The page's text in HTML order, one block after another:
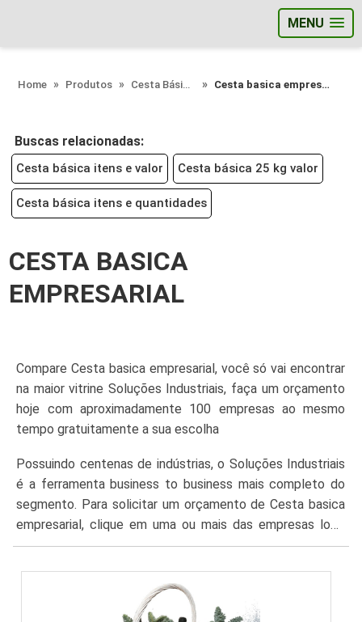
MENU
Home Produtos Cesta Básica - Categoria Cesta basica empresarial
Buscas relacionadas:
Cesta básica itens e valor Cesta básica 25 kg valor
Cesta básica itens e quantidades
CESTA BASICA
EMPRESARIAL
Compare Cesta basica empresarial, você só vai encontrar
na maior vitrine Soluções Industriais, faça um orçamento
hoje com aproximadamente 100 empresas ao mesmo
tempo gratuitamente a sua escolha
Possuindo centenas de indústrias, o Soluções Industriais
é a ferramenta business to business mais completo do
segmento. Para solicitar um orçamento de Cesta basica
empresarial, clique em uma ou mais das empresas logo
abaixo: